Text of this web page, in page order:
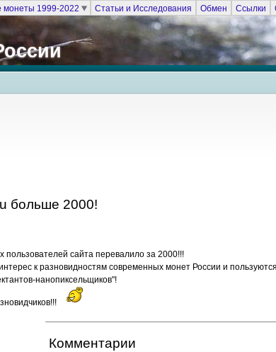
1999-2022 Статьи и Исследования Обмен Ссылки
больше 2000!
пользователей сайта перевалило за 2000!!!
к разновидностям современных монет России и пользуются
нанопиксельщиков"!
Комментарии